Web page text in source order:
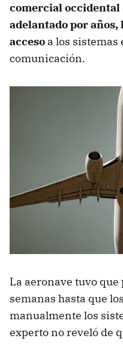
comercial occidental
adelantado por
acceso a los
comunicación.
La aeronave tuvo
semanas hasta que
manualmente los
experto no reveló de